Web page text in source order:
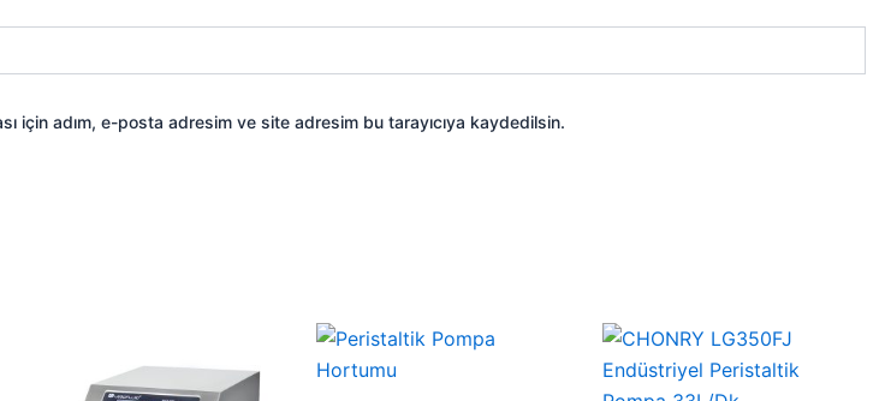
için adım, e-posta adresim ve site adresim bu tarayıcıya kaydedilsin.